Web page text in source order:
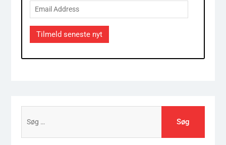
Email
Address
Tilmeld seneste nyt
efter: